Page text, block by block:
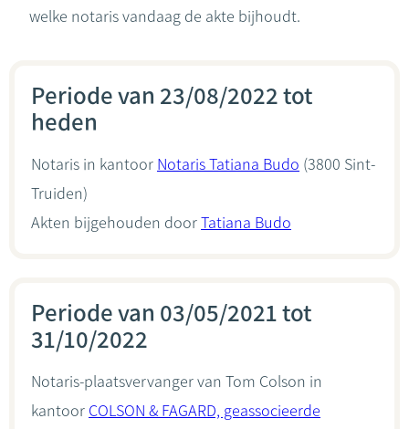
welke notaris vandaag de akte bijhoudt.
Periode van 23/08/2022 tot
heden
Notaris in kantoor Notaris Tatiana Budo (3800 Sint-
Truiden)
Akten bijgehouden doorTatiana Budo
Periode van 03/05/2021 tot
31/10/2022
Notaris-plaatsvervanger van Tom Colson in
kantoor COLSON & FAGARD, geassocieerde